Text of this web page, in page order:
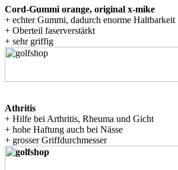
Cord-Gummi orange, original x-mike
+ echter Gummi, dadurch enorme Haltbarkeit
+ Oberteil faserverstärkt
+ sehr griffig
Athritis
+ Hilfe bei Arthritis, Rheuma und Gicht
+ hohe Haftung auch bei Nässe
+ grosser Griffdurchmesser